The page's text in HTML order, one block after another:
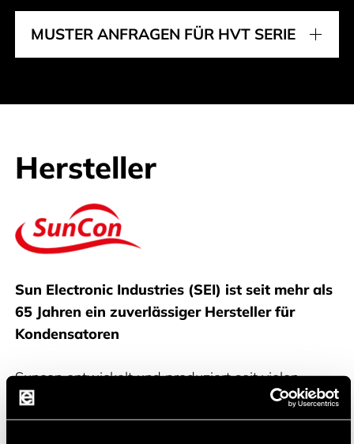
MUSTER ANFRAGEN FÜR HVT SERIE
Hersteller
Suncon
Sun Electronic Industries (SEI) ist seit mehr als
65 Jahren ein zuverlässiger Hersteller für
Kondensatoren
Suncon entwickelt und produziert seit vielen
Jahrzehnten hochwertige Aluminium-
Elektrolytkondensatoren und, seit einigen Jahren,